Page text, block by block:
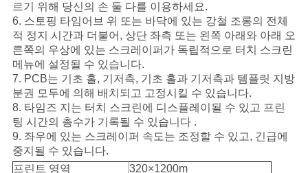
따
옴
표
를
요
구
르기 위해 당신의 손 둘 다를 이용하세요.
6. 스토핑 타임어브 위 또는 바닥에 있는 강철 조롱의 전체
적 정지 시간과 더불어, 상단 좌측 또는 왼쪽 아래와 아래 오
른쪽의 우상에 있는 스크레이퍼가 독립적으로 터치 스크린
메뉴에 설정될 수 있습니다.
7. PCB는 기초 홀, 기저측, 기초 홀과 기저측과 템플릿 지방
분권 모두에 의해 배치되고 고정시킬 수 있습니다.
8. 타임즈 지는 터치 스크린에 디스플레이될 수 있고 프린
팅 시간의 총수가 기록될 수 있습니다 .
9. 좌우에 있는 스크레이퍼 속도는 조정할 수 있고, 긴급에
중지될 수 있습니다.
프린트 영역
320×1200m